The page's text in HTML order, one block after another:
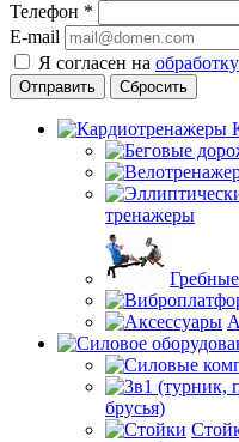
Телефон *
E-mail
Я согласен на
Сбросить
тренажеры
брусья)